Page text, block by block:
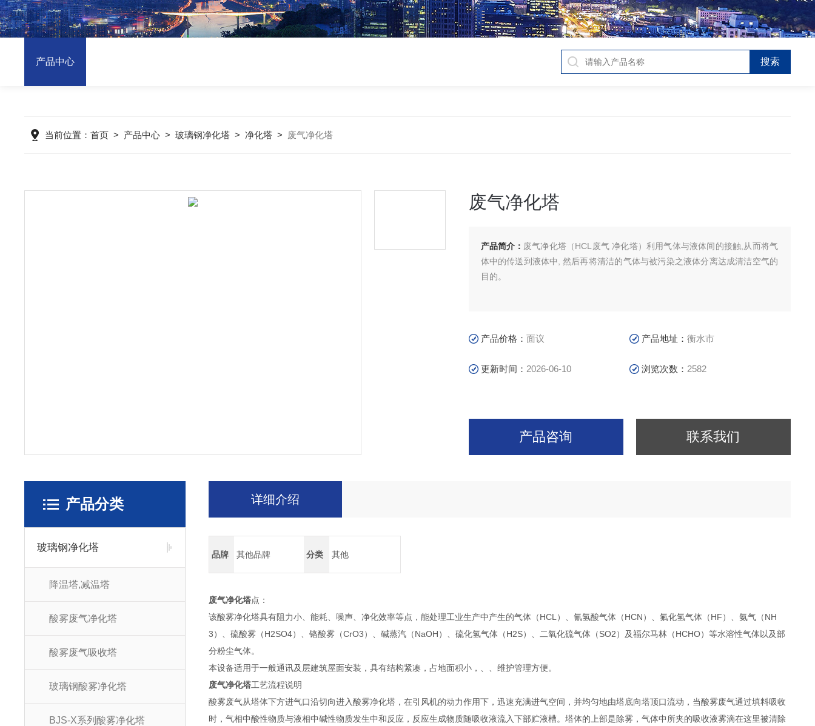
产品中心
当前位置：首页 > 产品中心 >玻璃钢净化塔 >净化塔 > 废气净化塔
废气净化塔
产品简介： 废气净化塔（HCL废气 净化塔）利用气体与液体间的接触,从而将气
体中的传送到液体中, 然后再将清洁的气体与被污染之液体分离达成清洁空气的
目的。
产品价格：面议 产品地址：衡水市
更新时间： 2026-06-10 浏览次数： 2582
产品咨询 联系我们
产品分类
玻璃钢净化塔
降温塔,减温塔
酸雾废气净化塔
酸雾废气吸收塔
玻璃钢酸雾净化塔
BJS-X系列酸雾净化塔
详细介绍
品牌 其他品牌 分类 其他
废气净化塔点：
该酸雾净化塔具有阻力小、能耗、噪声、净化效率等点，能处理工业生产中产生的气体（HCL）、氰氢酸气体（HCN）、氟化氢气体（HF）、氨气（NH
3）、硫酸雾（H2SO4）、铬酸雾（CrO3）、碱蒸汽（NaOH）、硫化氢气体（H2S）、二氧化硫气体（SO2）及福尔马林（HCHO）等水溶性气体以及部
分粉尘气体。
本设备适用于一般通讯及层建筑屋面安装，具有结构紧凑，占地面积小，、、维护管理方便。
废气净化塔工艺流程说明
酸雾废气从塔体下方进气口沿切向进入酸雾净化塔，在引风机的动力作用下，迅速充满进气空间，并均匀地由塔底向塔顶口流动，当酸雾废气通过填料吸收
时，气相中酸性物质与液相中碱性物质发生中和反应，反应生成物质随吸收液流入下部贮液槽。塔体的上部是除雾，气体中所夹的吸收液雾滴在这里被清除